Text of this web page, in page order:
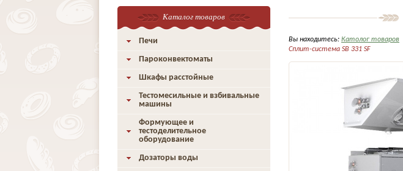
Вы находитесь: Католог товаров
Сплит-система SB 331 SF
Каталог товаров
Печи
Пароконвектоматы
Шкафы расстойные
Тестомесильные и взбивальные
машины
Формующее и
тестоделительное
оборудование
Дозаторы воды